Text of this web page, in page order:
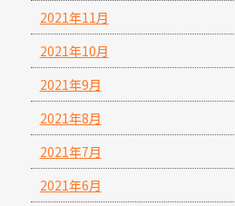
2021年11月
2021年10月
2021年9月
2021年8月
2021年7月
2021年6月